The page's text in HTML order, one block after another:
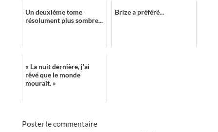
Un deuxième tome
résolument plus sombre...
Brize a préféré...
« La nuit dernière, j’ai
rêvé que le monde
mourait. »
Poster le commentaire